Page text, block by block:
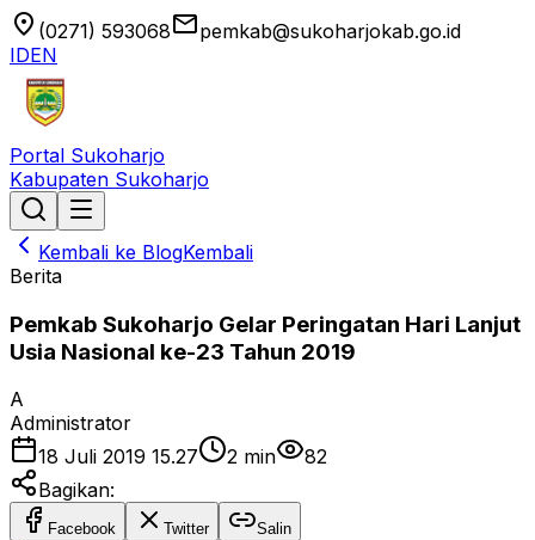
location_on (0271) 593068emailpemkab@sukoharjokab.go.id
IDEN
Portal Sukoharjo
Kabupaten Sukoharjo
Kembali ke BlogKembali
Berita
Pemkab Sukoharjo Gelar Peringatan Hari Lanjut
Usia Nasional ke-23 Tahun 2019
A
Administrator
18 Juli 2019 15.27
2 min
82
Bagikan:
Facebook Twitter Salin